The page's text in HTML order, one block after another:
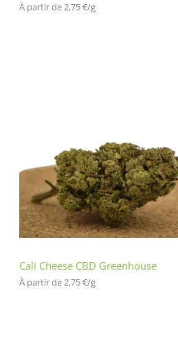
À partir de 2,75€/g
Cali Cheese CBD Greenhouse
À partir de 2,75€/g